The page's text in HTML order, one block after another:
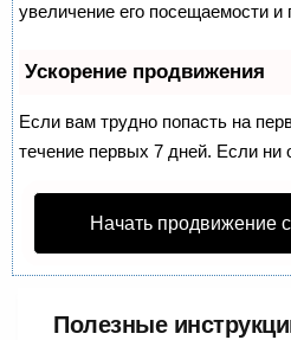
увеличение его посещаемости
Ускорение продвижения
Если вам трудно попасть на
течение первых 7 дней. Если ни
Начать продвижение
Полезные